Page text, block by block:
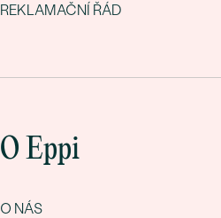
REKLAMAČNÍ ŘÁD
O Eppi
O NÁS